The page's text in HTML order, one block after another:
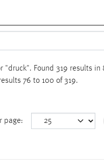
"druck". Found 319 results in
76 to 100 of 319.
page: